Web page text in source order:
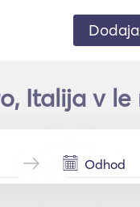
Italija v le